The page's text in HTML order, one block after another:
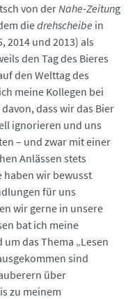
von derNahe-Zeitung
diedrehscheibe in
2014 und 2013) als
den Tag des Bieres
den Welttag des
meine Kollegen bei
dass wir das Bier
ignorieren und uns
– und zwar mit einer
Anlässen stets
haben wir bewusst
für uns
wir gerne in unsere
bat ich meine
das Thema „Lesen
sind
über
zu meinem